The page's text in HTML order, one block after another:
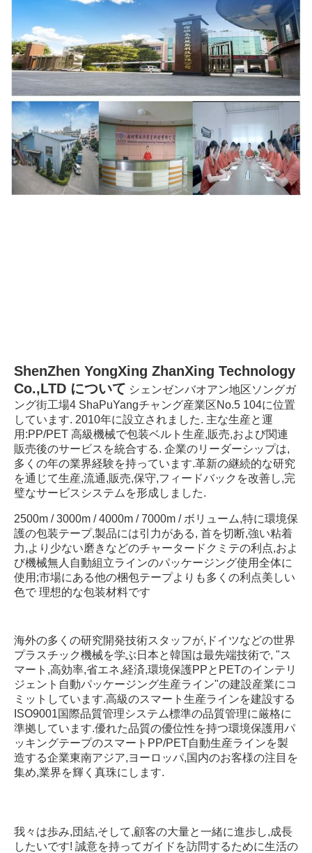
ShenZhen YongXing ZhanXing Technology
Co.,LTD について シェンゼンバオアン地区ソングガ
ング街工場4 ShaPuYangチャング産業区No.5 104に位置
しています. 2010年に設立されました. 主な生産と運
用:PP/PET 高級機械で包装ベルト生産,販売,および関連
販売後のサービスを統合する. 企業のリーダーシップは,
多くの年の業界経験を持っています.革新の継続的な研究
を通じて生産,流通,販売,保守,フィードバックを改善し,完
璧なサービスシステムを形成しました.
2500m / 3000m / 4000m / 7000m / ボリューム,特に環境保
護の包装テープ,製品には引力がある, 首を切断,強い粘着
力,より少ない磨きなどのチャータードクミテの利点,およ
び機械無人自動組立ラインのパッケージング使用全体に
使用;市場にある他の梱包テープよりも多くの利点美しい
色で 理想的な包装材料です
海外の多くの研究開発技術スタッフが,ドイツなどの世界
プラスチック機械を学ぶ日本と韓国は最先端技術で, "ス
マート,高効率,省エネ,経済,環境保護PPとPETのインテリ
ジェント自動パッケージング生産ライン"の建設産業にコ
ミットしています.高級のスマート生産ラインを建設する
ISO9001国際品質管理システム標準の品質管理に厳格に
準拠しています.優れた品質の優位性を持つ環境保護用パ
ッキングテープのスマートPP/PET自動生産ラインを製
造する企業東南アジア,ヨーロッパ,国内のお客様の注目を
集め,業界を輝く真珠にします.
我々は歩み,団結,そして,顧客の大量と一緒に進歩し,成長
したいです! 誠意を持ってガイドを訪問するために生活の